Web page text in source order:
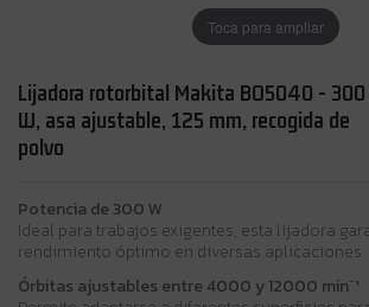
Toca para ampliar
Lijadora rotorbital Makita BO5040 - 300
W, asa ajustable, 125 mm, recogida de
polvo
Potencia de 300 W
Ideal para trabajos exigentes, esta lijadora
rendimiento óptimo en diversas aplicaciones.
Órbitas ajustables entre 4000 y 12000 min⁻¹